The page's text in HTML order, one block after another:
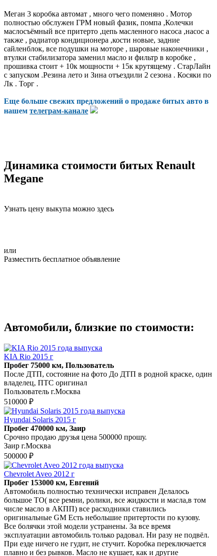
Меган 3 коробка автомат , много чего поменяно . Мотор
полностью обслужен ГРМ новый фазик, помпа ,Колечки
маслосъёмный все притерто ,цепь масленного насоса ,насос а
также , радиатор кондиционера ,кости новые, задние
сайленблок, все подушки на моторе , шаровые наконечники ,
втулки стабилизатора заменил масло и фильтр в коробке ,
прошивка стоит + 10к мощности + 15к крутящему . СтарЛайн
с запуском .Резина лето и Зина отъездили 2 сезона . Косяки по
Лк . Торг .
Еще больше свежих предложений о продаже битых авто в
нашем телеграм-канале
Динамика стоимости битых Renault
Megane
Узнать цену выкупа можно здесь
или
Разместить бесплатное объявление
Автомобили, близкие по стоимости:
KIA Rio 2015 г
Пробег 75000 км, Пользователь
После ДТП, состояние на фото До ДТП в родной краске, один
владелец, ПТС оригинал
Пользователь г.Москва
510000 ₽
Hyundai Solaris 2015 г
Пробег 470000 км, Заир
Срочно продаю друзья цена 500000 прошу.
Заир г.Москва
500000 ₽
Chevrolet Aveo 2012 г
Пробег 153000 км, Евгений
Автомобиль полностью технически исправен Делалось
большое ТО( все ремни, ролики, все жидкости и масла,в том
числе масло в АКПП) все расходники ставились
оригинальные GM Есть небольшие притертости по кузову.
Все болячки этой модели устранены. За все время
эксплуатации автомобиль только радовал. Ни разу не подвёл.
При езде ничего не гудит, не стучит. Коробка переключается
плавно и без рывков. Масло не кушает, как и другие